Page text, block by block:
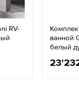
RV-
ванной
белый